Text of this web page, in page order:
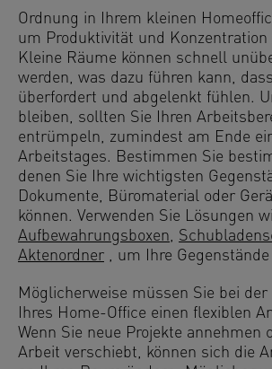
Ordnung in Ihrem kleinen
um Produktivität und Konzentration
Kleine Räume können schnell
werden, was dazu führen kann,
überfordert und abgelenkt fühlen.
bleiben, sollten Sie Ihren
entrümpeln, zumindest am Ende
Arbeitstages. Bestimmen Sie
denen Sie Ihre wichtigsten
Dokumente, Büromaterial oder
können. Verwenden Sie Lösungen
Aufbewahrungsboxen,
Aktenordner , um Ihre
Möglicherweise müssen Sie bei
Ihres Home-Office einen flexiblen
Wenn Sie neue Projekte annehmen
Arbeit verschiebt, können sich die